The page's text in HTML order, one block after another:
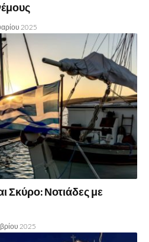
2025
Σκύρο: Νοτιάδες με
2025